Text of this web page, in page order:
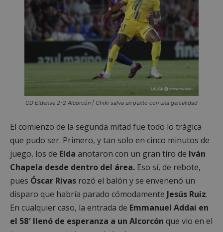
CD Eldense 2-2 Alcorcón | Chiki salva un punto con una genialidad
El comienzo de la segunda mitad fue todo lo trágica
que pudo ser. Primero, y tan solo en cinco minutos de
juego, los de Elda anotaron con un gran tiro de Iván
Chapela desde dentro del área. Eso sí, de rebote,
pues Óscar Rivas rozó el balón y se envenenó un
disparo que habría parado cómodamente Jesús Ruiz.
En cualquier caso, la entrada de Emmanuel Addai en
el 58′ llenó de esperanza a un Alcorcón que vio en el